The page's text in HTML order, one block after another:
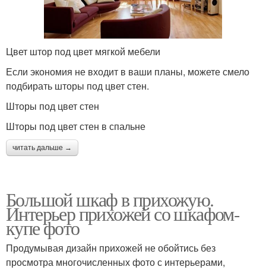
Цвет штор под цвет мягкой мебели
Если экономия не входит в ваши планы, можете смело
подбирать шторы под цвет стен.
Шторы под цвет стен
Шторы под цвет стен в спальне
читать дальше →
Большой шкаф в прихожую.
Интерьер прихожей со шкафом-
купе фото
Продумывая дизайн прихожей не обойтись без
просмотра многочисленных фото с интерьерами,